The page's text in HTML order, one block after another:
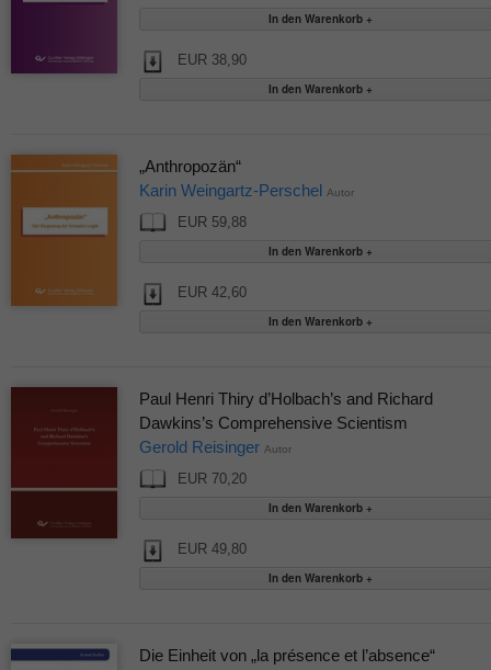
EUR 38,90
„Anthropozän“
Karin Weingartz-Perschel Autor
EUR 59,88
EUR 42,60
Paul Henri Thiry d’Holbach’s and Richard
Dawkins’s Comprehensive Scientism
Gerold Reisinger Autor
EUR 70,20
EUR 49,80
Die Einheit von „la présence et l’absence“